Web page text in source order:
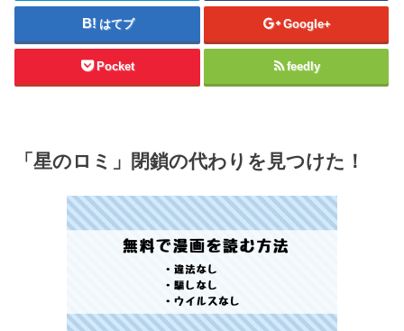
はてブ Google+
Pocket feedly
「星のロミ」閉鎖の代わりを見つけた！